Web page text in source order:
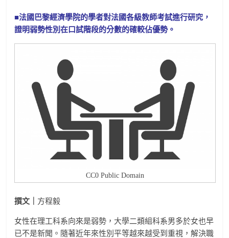
■法國巴黎經濟學院的學者對法國各級教師考試進行研究，
證明弱勢性別在口試階段的分數的確較佔優勢。
CC0 Public Domain
撰文｜ 方程毅
女性在理工科系向來是弱勢，大學二類組科系男多於女也早
已不是新聞。隨著近年來性別平等越來越受到重視，解決職